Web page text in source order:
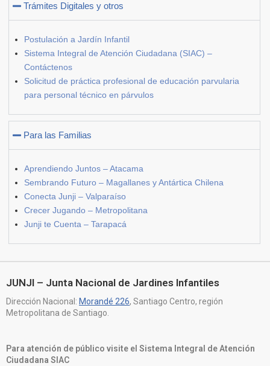
Trámites Digitales y otros
Postulación a Jardín Infantil
Sistema Integral de Atención Ciudadana (SIAC) –
Contáctenos
Solicitud de práctica profesional de educación parvularia
para personal técnico en párvulos
Para las Familias
Aprendiendo Juntos – Atacama
Sembrando Futuro – Magallanes y Antártica Chilena
Conecta Junji – Valparaíso
Crecer Jugando – Metropolitana
Junji te Cuenta – Tarapacá
JUNJI – Junta Nacional de Jardines Infantiles
Dirección Nacional: Morandé 226, Santiago Centro, región
Metropolitana de Santiago.
Para atención de público visite el Sistema Integral de Atención
Ciudadana SIAC